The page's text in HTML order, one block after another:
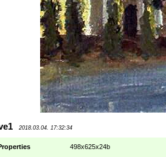
2018.03.04. 17:32:34
498x625x24b